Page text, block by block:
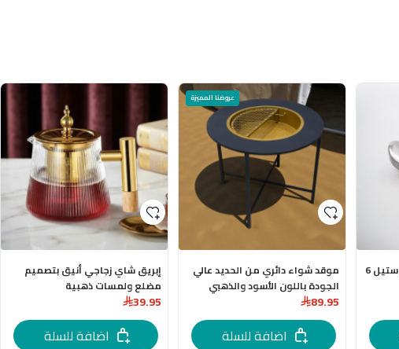
ملعقة شاي من الستانلس ستيل 6
عروضنا المميزة
موقد شواء دائري من الحديد عالي
الجودة باللون الأسود والذهبي
89.95
اضافة للسلة
إبريق شاي زجاجي أنيق بتصميم
مضلع ولمسات ذهبية
39.95
اضافة للسلة